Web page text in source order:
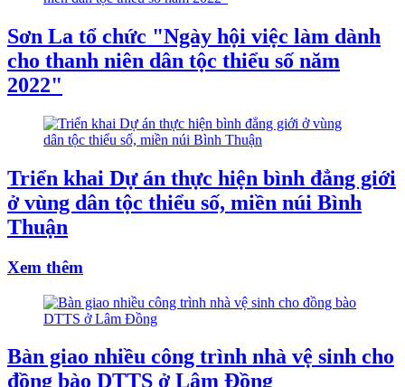
Sơn La tổ chức "Ngày hội việc làm dành
cho thanh niên dân tộc thiểu số năm
2022"
Triển khai Dự án thực hiện bình đẳng giới
ở vùng dân tộc thiểu số, miền núi Bình
Thuận
Xem thêm
Bàn giao nhiều công trình nhà vệ sinh cho
đồng bào DTTS ở Lâm Đồng